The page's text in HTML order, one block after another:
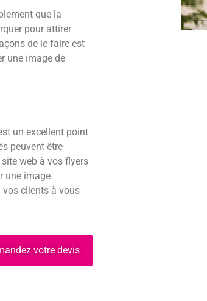
que la
pour attirer
de le faire est
une image de
un excellent point
peuvent être
web à vos flyers
une image
vos clients à vous
votre devis